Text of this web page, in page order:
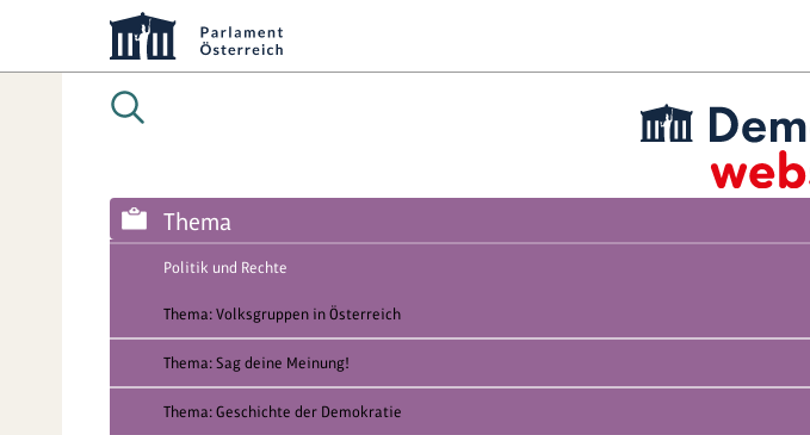
Thema
Politik und Rechte
Thema: Volksgruppen in Österreich
Thema: Sag deine Meinung!
Thema: Geschichte der Demokratie